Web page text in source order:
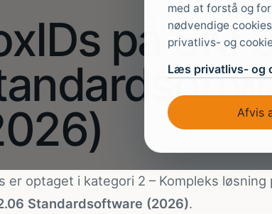
på SKI
er optaget i kategori 2 – Kompleks løsning
Standardsoftware (2026).
med at forstå og
nødvendige
privatlivs- og
Læs privatlivs- og
Afvis